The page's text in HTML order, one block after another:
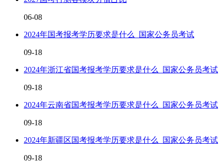
06-08
2024年国考报考学历要求是什么_国家公务员考试
09-18
2024年浙江省国考报考学历要求是什么_国家公务员考试
09-18
2024年云南省国考报考学历要求是什么_国家公务员考试
09-18
2024年新疆区国考报考学历要求是什么_国家公务员考试
09-18